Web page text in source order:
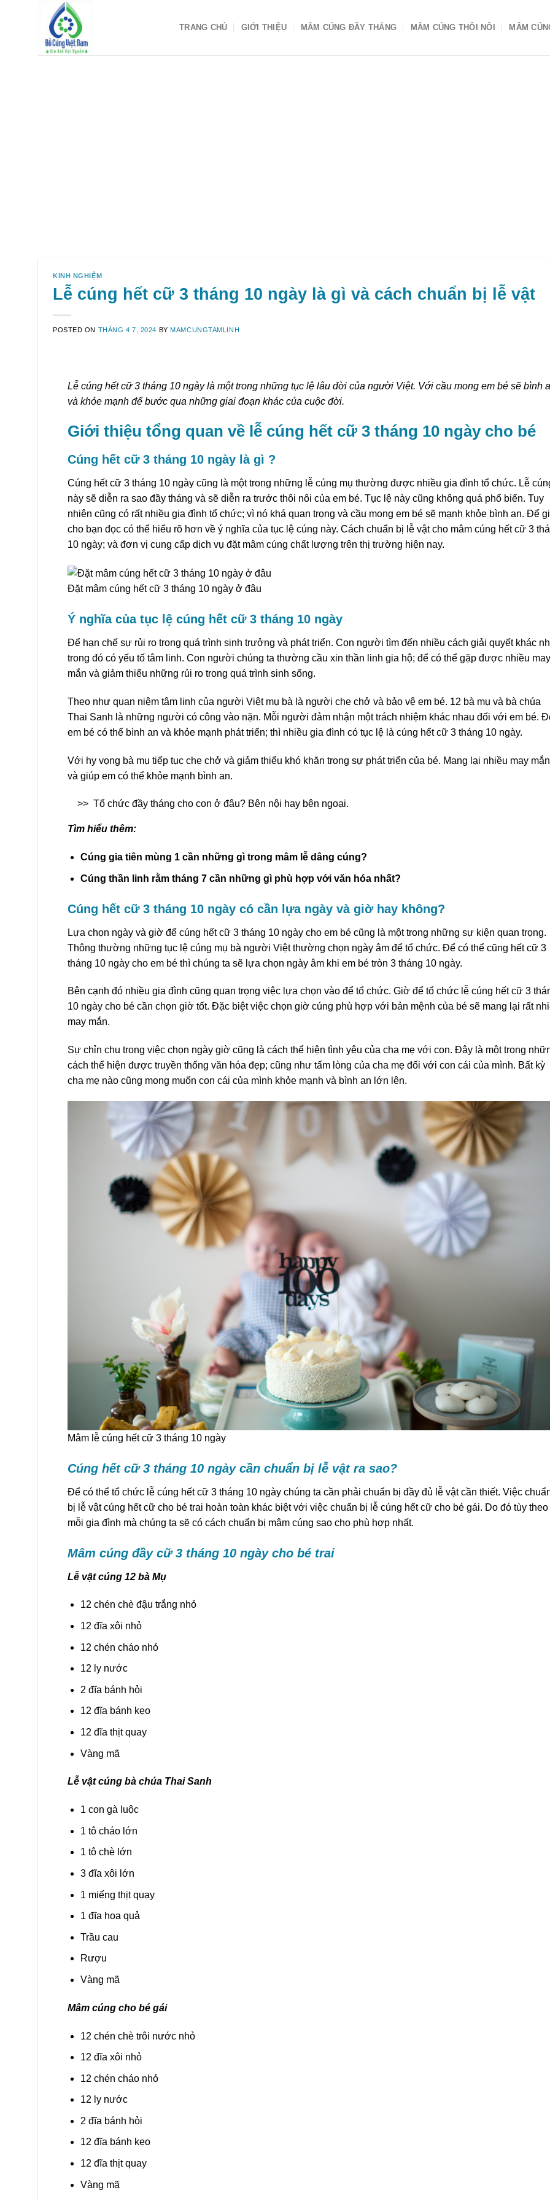
TRANG CHỦ GIỚI THIỆU MÂM CÚNG ĐẦY THÁNG MÂM CÚNG THÔI NÔI MÂM
KINH NGHIỆM
Lễ cúng hết cữ 3 tháng 10 ngày là gì và cách chuẩn bị lễ vật
POSTED ON THÁNG 4 7, 2024 BYMAMCUNGTAMLINH
Lễ cúng hết cữ 3 tháng 10 ngày là một trong những tục lệ lâu đời của người Việt. Với cầu mong em bé sẽ bình
và khỏe mạnh để bước qua những giai đoạn khác của cuộc đời.
Giới thiệu tổng quan về lễ cúng hết cữ 3 tháng 10 ngày cho bé
Cúng hết cữ 3 tháng 10 ngày là gì ?
Cúng hết cữ 3 tháng 10 ngày cũng là một trong những lễ cúng mụ thường được nhiều gia đình tổ chức. Lễ
này sẽ diễn ra sao đầy tháng và sẽ diễn ra trước thôi nôi của em bé. Tục lệ này cũng không quá phổ biến. Tuy
nhiên cũng có rất nhiều gia đình tổ chức; vì nó khá quan trọng và cầu mong em bé sẽ mạnh khỏe bình an. Để
cho bạn đọc có thể hiểu rõ hơn về ý nghĩa của tục lệ cúng này. Cách chuẩn bị lễ vật cho mâm cúng hết cữ 3
10 ngày; và đơn vị cung cấp dịch vụ đặt mâm cúng chất lượng trên thị trường hiện nay.
Đặt mâm cúng hết cữ 3 tháng 10 ngày ở đâu
Ý nghĩa của tục lệ cúng hết cữ 3 tháng 10 ngày
Để hạn chế sự rủi ro trong quá trình sinh trưởng và phát triển. Con người tìm đến nhiều cách giải quyết khác
trong đó có yếu tố tâm linh. Con người chúng ta thường cầu xin thần linh gia hộ; để có thể gặp được nhiều may
mắn và giảm thiểu những rủi ro trong quá trình sinh sống.
Theo như quan niệm tâm linh của người Việt mụ bà là người che chở và bảo vệ em bé. 12 bà mụ và bà chúa
Thai Sanh là những người có công vào nặn. Mỗi người đảm nhận một trách nhiệm khác nhau đối với em bé.
em bé có thể bình an và khỏe mạnh phát triển; thì nhiều gia đình có tục lệ là cúng hết cữ 3 tháng 10 ngày.
Với hy vọng bà mụ tiếp tục che chở và giảm thiểu khó khăn trong sự phát triển của bé. Mang lại nhiều may mắn
và giúp em có thể khỏe mạnh bình an.
>> Tổ chức đầy tháng cho con ở đâu? Bên nội hay bên ngoại.
Tìm hiểu thêm:
Cúng gia tiên mùng 1 cần những gì trong mâm lễ dâng cúng?
Cúng thần linh rằm tháng 7 cần những gì phù hợp với văn hóa nhất?
Cúng hết cữ 3 tháng 10 ngày có cần lựa ngày và giờ hay không?
Lựa chọn ngày và giờ để cúng hết cữ 3 tháng 10 ngày cho em bé cũng là một trong những sự kiện quan trọng.
Thông thường những tục lệ cúng mụ bà người Việt thường chọn ngày âm để tổ chức. Để có thể cũng hết cữ 3
tháng 10 ngày cho em bé thì chúng ta sẽ lựa chọn ngày âm khi em bé tròn 3 tháng 10 ngày.
Bên cạnh đó nhiều gia đình cũng quan trọng việc lựa chọn vào để tổ chức. Giờ để tổ chức lễ cúng hết cữ 3
10 ngày cho bé cần chọn giờ tốt. Đặc biệt việc chọn giờ cúng phù hợp với bản mệnh của bé sẽ mang lại rất
may mắn.
Sự chỉn chu trong việc chọn ngày giờ cũng là cách thể hiện tình yêu của cha mẹ với con. Đây là một trong
cách thể hiện được truyền thống văn hóa đẹp; cũng như tấm lòng của cha mẹ đối với con cái của mình. Bất kỳ
cha mẹ nào cũng mong muốn con cái của mình khỏe mạnh và bình an lớn lên.
Mâm lễ cúng hết cữ 3 tháng 10 ngày
Cúng hết cữ 3 tháng 10 ngày cần chuẩn bị lễ vật ra sao?
Để có thể tổ chức lễ cúng hết cữ 3 tháng 10 ngày chúng ta cần phải chuẩn bị đầy đủ lễ vật cần thiết. Việc
bị lễ vật cúng hết cữ cho bé trai hoàn toàn khác biệt với việc chuẩn bị lễ cúng hết cữ cho bé gái. Do đó tùy theo
mỗi gia đình mà chúng ta sẽ có cách chuẩn bị mâm cúng sao cho phù hợp nhất.
Mâm cúng đầy cữ 3 tháng 10 ngày cho bé trai
Lễ vật cúng 12 bà Mụ
12 chén chè đậu trắng nhỏ
12 đĩa xôi nhỏ
12 chén cháo nhỏ
12 ly nước
2 đĩa bánh hỏi
12 đĩa bánh kẹo
12 đĩa thịt quay
Vàng mã
Lễ vật cúng bà chúa Thai Sanh
1 con gà luộc
1 tô cháo lớn
1 tô chè lớn
3 đĩa xôi lớn
1 miếng thịt quay
1 đĩa hoa quả
Trầu cau
Rượu
Vàng mã
Mâm cúng cho bé gái
12 chén chè trôi nước nhỏ
12 đĩa xôi nhỏ
12 chén cháo nhỏ
12 ly nước
2 đĩa bánh hỏi
12 đĩa bánh kẹo
12 đĩa thịt quay
Vàng mã